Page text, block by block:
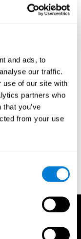
and ads, to
our traffic.
use of our site with
partners who
you’ve
from your use
plus petit que
Bellotti, Vladimír
Improves
ONE July 03,
et les sujets de